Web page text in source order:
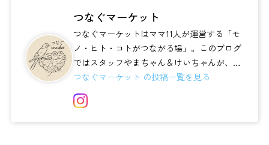
つなぐマーケット
つなぐマーケットはママ11人が運営する「モ
ノ・ヒト・コトがつながる場」。このブログ
ではスタッフやまちゃん＆けいちゃんが、伸
びやかな暮らしのアイディアや、子ども用...
つなぐマーケット の投稿一覧を見る